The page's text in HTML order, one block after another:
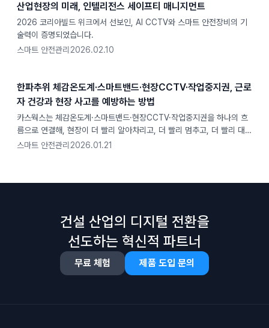
산업현장의 미래, 인텔리전스 세이프티 매니지먼트
2026 코리아빌드 위크에서 선보인, AI CCTV와 스마트 안전장비의 기
술력이 증명되었습니다.
스마트 안전관리 2026.02.10
한파추위 체감온도계·스마트밴드·현장CCTV·작업중지권, 근로
자 건강과 현장 사고를 예방하는 방법
카스웍스는 체감온도계·스마트밴드·현장CCTV·작업중지권을 하나의 흐
름으로 연결해, 현장이 더 빨리 알아차리고, 더 빨리 멈추고, 더 빨리 대응
하도록 돕습니다.
스마트 안전관리 2026.01.21
건설 산업의 디지털 전환을
선도하는 혁신적 파트너
무료 체험 제품 도입 문의